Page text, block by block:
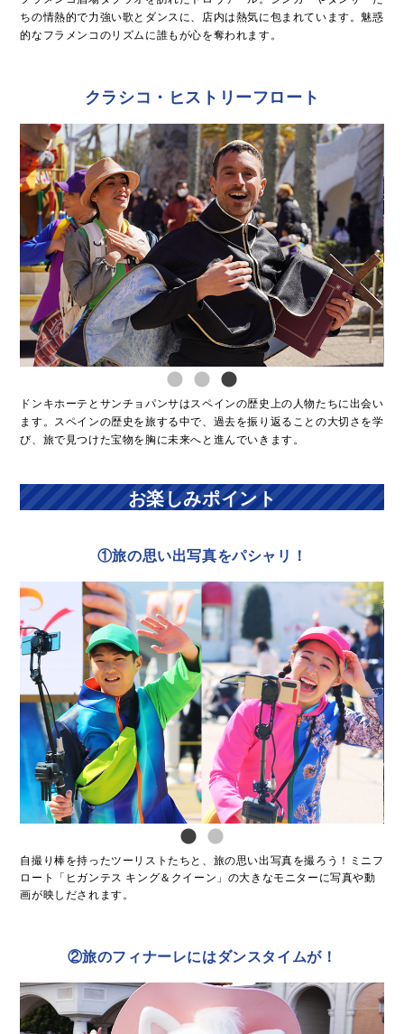
ちの情熱的で力強い歌とダンスに、店内は熱気に包まれています。魅惑
的なフラメンコのリズムに誰もが心を奪われます。
クラシコ・ヒストリーフロート
ドンキホーテとサンチョパンサはスペインの歴史上の人物たちに出会い
ます。スペインの歴史を旅する中で、過去を振り返ることの大切さを学
び、旅で見つけた宝物を胸に未来へと進んでいきます。
お楽しみポイント
①旅の思い出写真をパシャリ！
自撮り棒を持ったツーリストたちと、旅の思い出写真を撮ろう！ミニフ
ロート「ヒガンテス キング＆クイーン」の大きなモニターに写真や動
画が映しだされます。
②旅のフィナーレにはダンスタイムが！